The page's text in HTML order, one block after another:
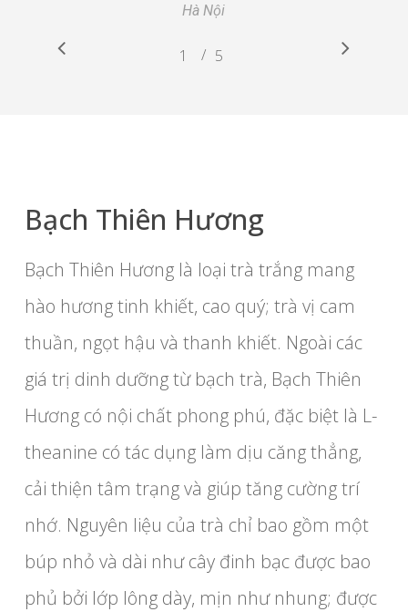
Hà Nội
1 2 3
/ 5
Bạch Thiên Hương
Bạch Thiên Hương là loại trà trắng mang
hào hương tinh khiết, cao quý; trà vị cam
thuần, ngọt hậu và thanh khiết. Ngoài các
giá trị dinh dưỡng từ bạch trà, Bạch Thiên
Hương có nội chất phong phú, đặc biệt là L-
theanine có tác dụng làm dịu căng thẳng,
cải thiện tâm trạng và giúp tăng cường trí
nhớ. Nguyên liệu của trà chỉ bao gồm một
búp nhỏ và dài như cây đinh bạc được bao
phủ bởi lớp lông dày, mịn như nhung; được